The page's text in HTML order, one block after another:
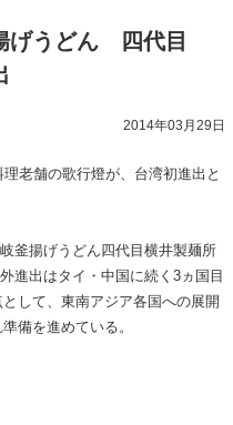
げうどん 四代目
2014年03月29日
老舗の歌行燈が、台湾初進出と
釜揚げうどん四代目横井製麺所
進出はタイ・中国に続く3ヵ国目
して、東南アジア各国への展開
備を進めている。